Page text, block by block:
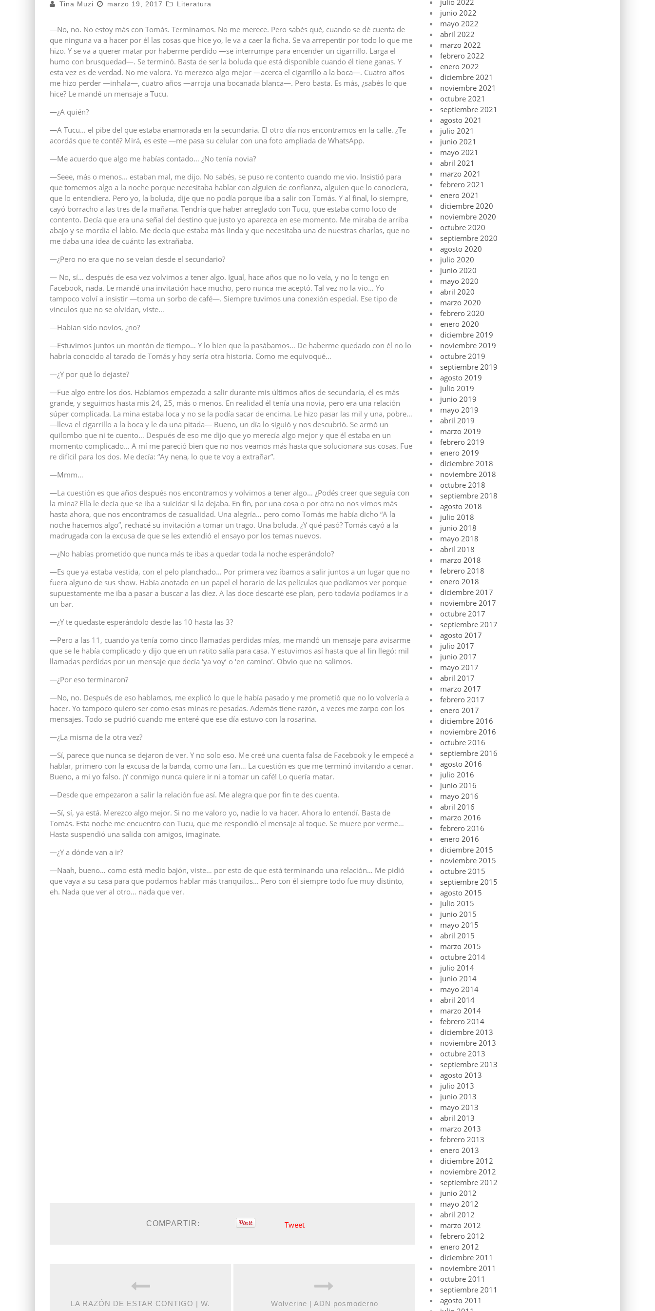
Tina Muzi marzo 19, 2017 Literatura
—No, no. No estoy más con Tomás. Terminamos. No me merece. Pero sabés qué, cuando se dé cuenta de
que ninguna va a hacer por él las cosas que hice yo, le va a caer la ficha. Se va arrepentir por todo lo que me
hizo. Y se va a querer matar por haberme perdido —se interrumpe para encender un cigarrillo. Larga el
humo con brusquedad—. Se terminó. Basta de ser la boluda que está disponible cuando él tiene ganas. Y
esta vez es de verdad. No me valora. Yo merezco algo mejor —acerca el cigarrillo a la boca—. Cuatro años
me hizo perder —inhala—, cuatro años —arroja una bocanada blanca—. Pero basta. Es más, ¿sabés lo que
hice? Le mandé un mensaje a Tucu.
—¿A quién?
—A Tucu… el pibe del que estaba enamorada en la secundaria. El otro día nos encontramos en la calle. ¿Te
acordás que te conté? Mirá, es este —me pasa su celular con una foto ampliada de WhatsApp.
—Me acuerdo que algo me habías contado… ¿No tenía novia?
—Seee, más o menos… estaban mal, me dijo. No sabés, se puso re contento cuando me vio. Insistió para
que tomemos algo a la noche porque necesitaba hablar con alguien de confianza, alguien que lo conociera,
que lo entendiera. Pero yo, la boluda, dije que no podía porque iba a salir con Tomás. Y al final, lo siempre,
cayó borracho a las tres de la mañana. Tendría que haber arreglado con Tucu, que estaba como loco de
contento. Decía que era una señal del destino que justo yo aparezca en ese momento. Me miraba de arriba
abajo y se mordía el labio. Me decía que estaba más linda y que necesitaba una de nuestras charlas, que no
me daba una idea de cuánto las extrañaba.
—¿Pero no era que no se veían desde el secundario?
— No, sí… después de esa vez volvimos a tener algo. Igual, hace años que no lo veía, y no lo tengo en
Facebook, nada. Le mandé una invitación hace mucho, pero nunca me aceptó. Tal vez no la vio… Yo
tampoco volví a insistir —toma un sorbo de café—. Siempre tuvimos una conexión especial. Ese tipo de
vínculos que no se olvidan, viste…
—Habían sido novios, ¿no?
—Estuvimos juntos un montón de tiempo… Y lo bien que la pasábamos… De haberme quedado con él no lo
habría conocido al tarado de Tomás y hoy sería otra historia. Como me equivoqué…
—¿Y por qué lo dejaste?
—Fue algo entre los dos. Habíamos empezado a salir durante mis últimos años de secundaria, él es más
grande, y seguimos hasta mis 24, 25, más o menos. En realidad él tenía una novia, pero era una relación
súper complicada. La mina estaba loca y no se la podía sacar de encima. Le hizo pasar las mil y una, pobre…
—lleva el cigarrillo a la boca y le da una pitada— Bueno, un día lo siguió y nos descubrió. Se armó un
quilombo que ni te cuento… Después de eso me dijo que yo merecía algo mejor y que él estaba en un
momento complicado… A mí me pareció bien que no nos veamos más hasta que solucionara sus cosas. Fue
re difícil para los dos. Me decía: “Ay nena, lo que te voy a extrañar”.
—Mmm…
—La cuestión es que años después nos encontramos y volvimos a tener algo… ¿Podés creer que seguía con
la mina? Ella le decía que se iba a suicidar si la dejaba. En fin, por una cosa o por otra no nos vimos más
hasta ahora, que nos encontramos de casualidad. Una alegría… pero como Tomás me había dicho “A la
noche hacemos algo”, rechacé su invitación a tomar un trago. Una boluda. ¿Y qué pasó? Tomás cayó a la
madrugada con la excusa de que se les extendió el ensayo por los temas nuevos.
—¿No habías prometido que nunca más te ibas a quedar toda la noche esperándolo?
—Es que ya estaba vestida, con el pelo planchado… Por primera vez íbamos a salir juntos a un lugar que no
fuera alguno de sus show. Había anotado en un papel el horario de las películas que podíamos ver porque
supuestamente me iba a pasar a buscar a las diez. A las doce descarté ese plan, pero todavía podíamos ir a
un bar.
—¿Y te quedaste esperándolo desde las 10 hasta las 3?
—Pero a las 11, cuando ya tenía como cinco llamadas perdidas mías, me mandó un mensaje para avisarme
que se le había complicado y dijo que en un ratito salía para casa. Y estuvimos así hasta que al fin llegó: mil
llamadas perdidas por un mensaje que decía ‘ya voy’ o ‘en camino’. Obvio que no salimos.
—¿Por eso terminaron?
—No, no. Después de eso hablamos, me explicó lo que le había pasado y me prometió que no lo volvería a
hacer. Yo tampoco quiero ser como esas minas re pesadas. Además tiene razón, a veces me zarpo con los
mensajes. Todo se pudrió cuando me enteré que ese día estuvo con la rosarina.
—¿La misma de la otra vez?
—Sí, parece que nunca se dejaron de ver. Y no solo eso. Me creé una cuenta falsa de Facebook y le empecé a
hablar, primero con la excusa de la banda, como una fan… La cuestión es que me terminó invitando a cenar.
Bueno, a mi yo falso. ¡Y conmigo nunca quiere ir ni a tomar un café! Lo quería matar.
—Desde que empezaron a salir la relación fue así. Me alegra que por fin te des cuenta.
—Sí, sí, ya está. Merezco algo mejor. Si no me valoro yo, nadie lo va hacer. Ahora lo entendí. Basta de
Tomás. Esta noche me encuentro con Tucu, que me respondió el mensaje al toque. Se muere por verme…
Hasta suspendió una salida con amigos, imaginate.
—¿Y a dónde van a ir?
—Naah, bueno… como está medio bajón, viste… por esto de que está terminando una relación… Me pidió
que vaya a su casa para que podamos hablar más tranquilos… Pero con él siempre todo fue muy distinto,
eh. Nada que ver al otro… nada que ver.
COMPARTIR: Tweet
LA RAZÓN DE ESTAR CONTIGO | W.
Wolverine | ADN posmoderno
julio 2022
junio 2022
mayo 2022
abril 2022
marzo 2022
febrero 2022
enero 2022
diciembre 2021
noviembre 2021
octubre 2021
septiembre 2021
agosto 2021
julio 2021
junio 2021
mayo 2021
abril 2021
marzo 2021
febrero 2021
enero 2021
diciembre 2020
noviembre 2020
octubre 2020
septiembre 2020
agosto 2020
julio 2020
junio 2020
mayo 2020
abril 2020
marzo 2020
febrero 2020
enero 2020
diciembre 2019
noviembre 2019
octubre 2019
septiembre 2019
agosto 2019
julio 2019
junio 2019
mayo 2019
abril 2019
marzo 2019
febrero 2019
enero 2019
diciembre 2018
noviembre 2018
octubre 2018
septiembre 2018
agosto 2018
julio 2018
junio 2018
mayo 2018
abril 2018
marzo 2018
febrero 2018
enero 2018
diciembre 2017
noviembre 2017
octubre 2017
septiembre 2017
agosto 2017
julio 2017
junio 2017
mayo 2017
abril 2017
marzo 2017
febrero 2017
enero 2017
diciembre 2016
noviembre 2016
octubre 2016
septiembre 2016
agosto 2016
julio 2016
junio 2016
mayo 2016
abril 2016
marzo 2016
febrero 2016
enero 2016
diciembre 2015
noviembre 2015
octubre 2015
septiembre 2015
agosto 2015
julio 2015
junio 2015
mayo 2015
abril 2015
marzo 2015
octubre 2014
julio 2014
junio 2014
mayo 2014
abril 2014
marzo 2014
febrero 2014
diciembre 2013
noviembre 2013
octubre 2013
septiembre 2013
agosto 2013
julio 2013
junio 2013
mayo 2013
abril 2013
marzo 2013
febrero 2013
enero 2013
diciembre 2012
noviembre 2012
septiembre 2012
junio 2012
mayo 2012
abril 2012
marzo 2012
febrero 2012
enero 2012
diciembre 2011
noviembre 2011
octubre 2011
septiembre 2011
agosto 2011